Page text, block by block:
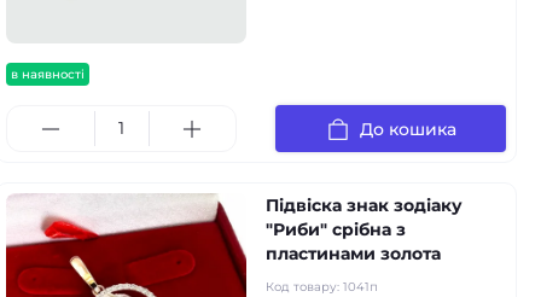
в наявності
До кошика
Підвіска знак зодіаку
"Риби" срібна з
пластинами золота
Код товару: 1041п